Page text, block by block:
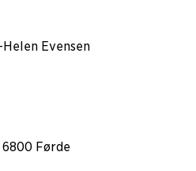
Evensen
6800 Førde